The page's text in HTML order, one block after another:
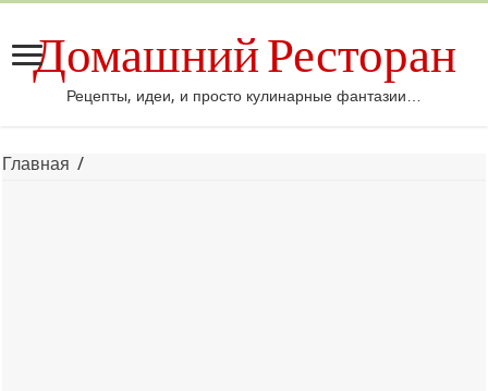
Домашний Ресторан
Рецепты, идеи, и просто кулинарные фантазии…
Главная /